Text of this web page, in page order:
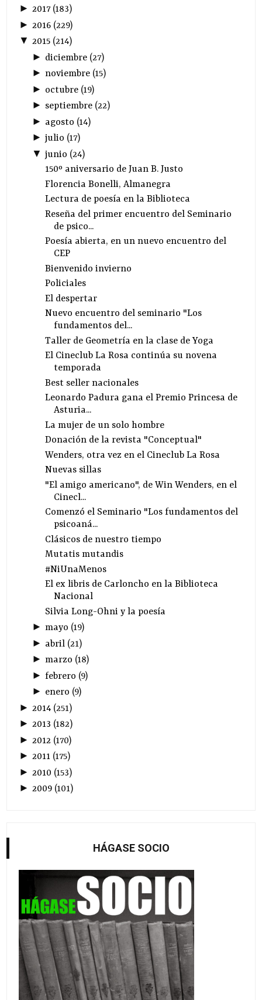
►2017(183)
► 2016 (229)
▼2015 (214)
► diciembre(27)
► noviembre(15)
► octubre(19)
► septiembre(22)
► agosto (14)
► julio (17)
▼ junio (24)
150º aniversario de Juan B. Justo
Florencia Bonelli, Almanegra
Lectura de poesía en la Biblioteca
Reseña del primer encuentro del Seminario
de psico...
Poesía abierta, en un nuevo encuentro del
CEP
Bienvenido invierno
Policiales
El despertar
Nuevo encuentro del seminario "Los
fundamentos del...
Taller de Geometría en la clase de Yoga
El Cineclub La Rosa continúa su novena
temporada
Best seller nacionales
Leonardo Padura gana el Premio Princesa de
Asturia...
La mujer de un solo hombre
Donación de la revista "Conceptual"
Wenders, otra vez en el Cineclub La Rosa
Nuevas sillas
"El amigo americano", de Win Wenders, en el
Cinecl...
Comenzó el Seminario "Los fundamentos del
psicoaná...
Clásicos de nuestro tiempo
Mutatis mutandis
#NiUnaMenos
El ex libris de Carloncho en la Biblioteca
Nacional
Silvia Long-Ohni y la poesía
► mayo (19)
► abril(21)
► marzo (18)
► febrero (9)
► enero (9)
► 2014 (251)
►2013 (182)
► 2012 (170)
►2011 (175)
► 2010 (153)
►2009 (101)
HÁGASE SOCIO